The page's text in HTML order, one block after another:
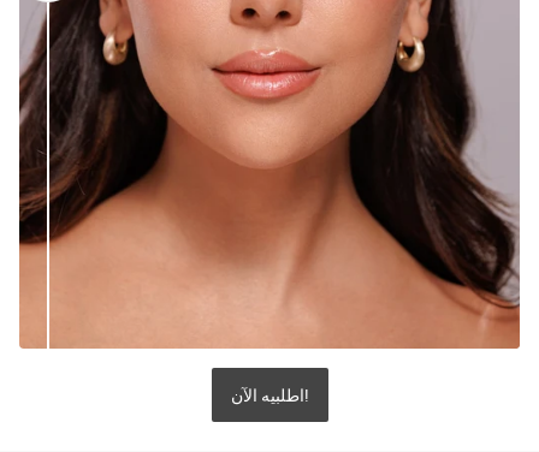
اطلبيه الآن!